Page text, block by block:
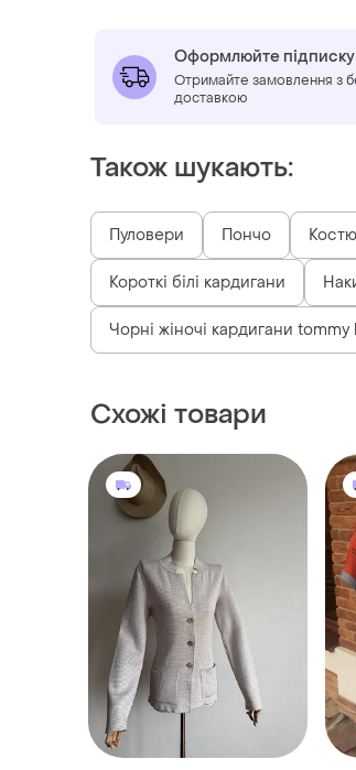
Оформлюйте
Отримайте замовлення з
доставкою
Також шукають:
Пуловери Пончо
Короткі білі кардигани
Чорні жіночі кардигани
Схожі товари